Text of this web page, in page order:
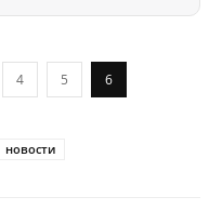
4 5 6
новости